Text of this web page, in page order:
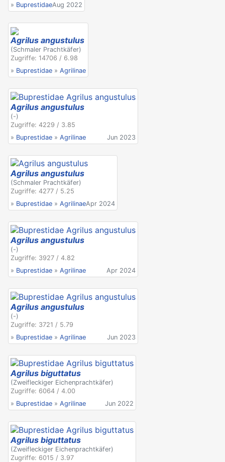
» BuprestidaeAug 2022
Agrilus angustulus
(Schmaler Prachtkäfer)
Zugriffe: 14706 / 6.98
» Buprestidae » Agrilinae
Agrilus angustulus
(-)
Zugriffe: 4229 / 3.85
» Buprestidae » Agrilinae Jun 2023
Agrilus angustulus
(Schmaler Prachtkäfer)
Zugriffe: 4277 / 5.25
» Buprestidae » AgrilinaeApr 2024
Agrilus angustulus
(-)
Zugriffe: 3927 / 4.82
» Buprestidae » Agrilinae Apr 2024
Agrilus angustulus
(-)
Zugriffe: 3721 / 5.79
» Buprestidae » Agrilinae Jun 2023
Agrilus biguttatus
(Zweifleckiger Eichenprachtkäfer)
Zugriffe: 6064 / 4.00
» Buprestidae » Agrilinae Jun 2022
Agrilus biguttatus
(Zweifleckiger Eichenprachtkäfer)
Zugriffe: 6015 / 3.97